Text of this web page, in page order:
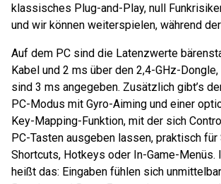
klassisches Plug-and-Play, null
und wir können weiterspielen, während
Auf dem PC sind die Latenzwerte
Kabel und 2 ms über den 2,4-GHz-
sind 3 ms angegeben. Zusätzlich gibt’s
PC-Modus mit Gyro-Aiming und einer
Key-Mapping-Funktion, mit der sich
PC-Tasten ausgeben lassen, praktisch für
Shortcuts, Hotkeys oder In-Game-Menüs.
heißt das: Eingaben fühlen sich